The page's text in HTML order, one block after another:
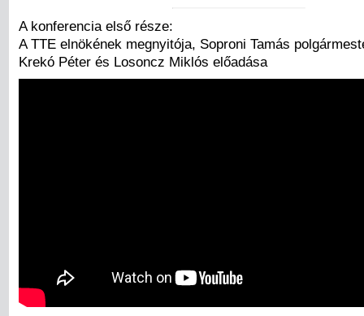
A konferencia első része:
A TTE elnökének megnyitója, Soproni Tamás
Krekó Péter és Losoncz Miklós előadása